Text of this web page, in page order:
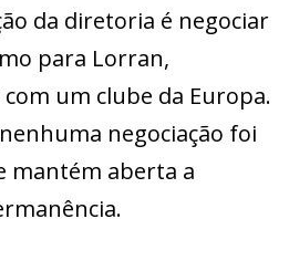
da diretoria é negociar
para Lorran,
um clube da Europa.
negociação foi
mantém aberta a